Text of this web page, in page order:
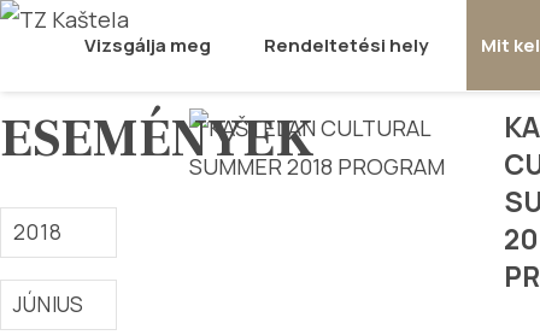
Vizsgálja meg Rendeltetési hely Mit
ESEMÉNYEK
2018
JÚNIUS